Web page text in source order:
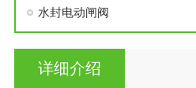
水封电动闸阀
详细介绍